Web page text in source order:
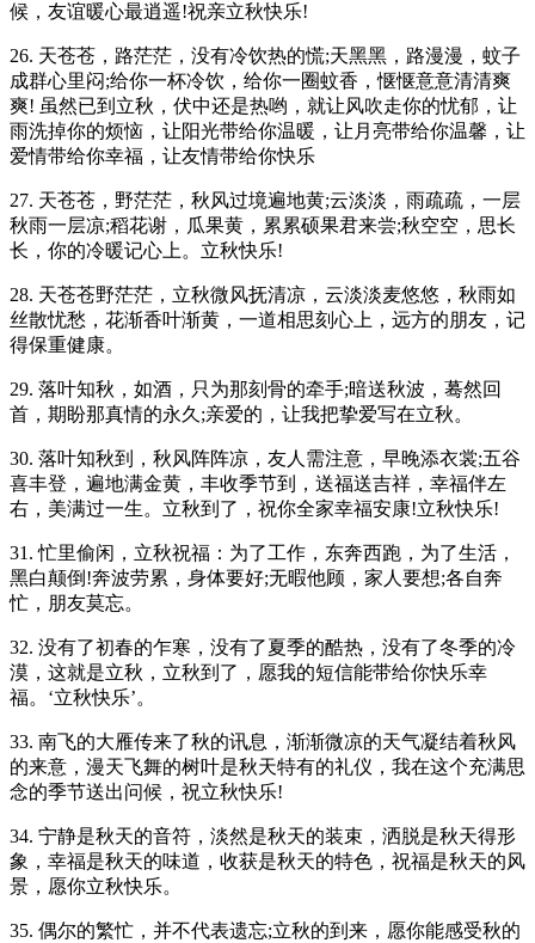
候，友谊暖心最逍遥!祝亲立秋快乐!
26. 天苍苍，路茫茫，没有冷饮热的慌;天黑黑，路漫漫，蚊子
成群心里闷;给你一杯冷饮，给你一圈蚊香，惬惬意意清清爽
爽! 虽然已到立秋，伏中还是热哟，就让风吹走你的忧郁，让
雨洗掉你的烦恼，让阳光带给你温暖，让月亮带给你温馨，让
爱情带给你幸福，让友情带给你快乐
27. 天苍苍，野茫茫，秋风过境遍地黄;云淡淡，雨疏疏，一层
秋雨一层凉;稻花谢，瓜果黄，累累硕果君来尝;秋空空，思长
长，你的冷暖记心上。立秋快乐!
28. 天苍苍野茫茫，立秋微风抚清凉，云淡淡麦悠悠，秋雨如
丝散忧愁，花渐香叶渐黄，一道相思刻心上，远方的朋友，记
得保重健康。
29. 落叶知秋，如酒，只为那刻骨的牵手;暗送秋波，蓦然回
首，期盼那真情的永久;亲爱的，让我把挚爱写在立秋。
30. 落叶知秋到，秋风阵阵凉，友人需注意，早晚添衣裳;五谷
喜丰登，遍地满金黄，丰收季节到，送福送吉祥，幸福伴左
右，美满过一生。立秋到了，祝你全家幸福安康!立秋快乐!
31. 忙里偷闲，立秋祝福：为了工作，东奔西跑，为了生活，
黑白颠倒!奔波劳累，身体要好;无暇他顾，家人要想;各自奔
忙，朋友莫忘。
32. 没有了初春的乍寒，没有了夏季的酷热，没有了冬季的冷
漠，这就是立秋，立秋到了，愿我的短信能带给你快乐幸
福。‘立秋快乐’。
33. 南飞的大雁传来了秋的讯息，渐渐微凉的天气凝结着秋风
的来意，漫天飞舞的树叶是秋天特有的礼仪，我在这个充满思
念的季节送出问候，祝立秋快乐!
34. 宁静是秋天的音符，淡然是秋天的装束，洒脱是秋天得形
象，幸福是秋天的味道，收获是秋天的特色，祝福是秋天的风
景，愿你立秋快乐。
35. 偶尔的繁忙，并不代表遗忘;立秋的到来，愿你能感受秋的